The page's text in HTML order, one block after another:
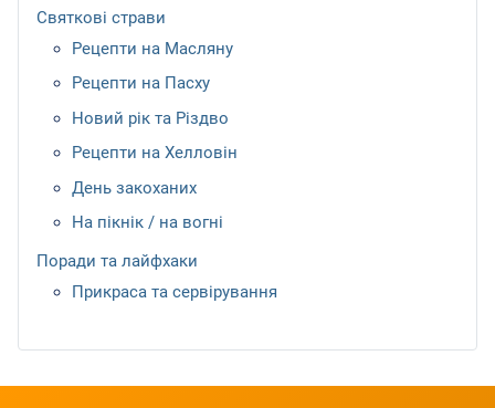
Святкові страви
Рецепти на Масляну
Рецепти на Пасху
Новий рік та Різдво
Рецепти на Хелловін
День закоханих
На пікнік / на вогні
Поради та лайфхаки
Прикраса та сервірування